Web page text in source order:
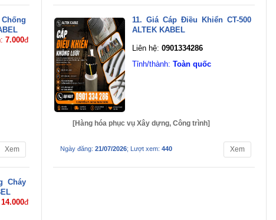
7.000đ
Xem
11. Giá Cáp Điều Khiển CT-500
ALTEK KABEL
Liên hệ:0901334286
Tỉnh/thành:Toàn quốc
[Hàng hóa phục vụ Xây dựng, Công trình]
Ngày đăng:21/07/2026; Lượt xem:440 Xem
Cháy
14.000đ